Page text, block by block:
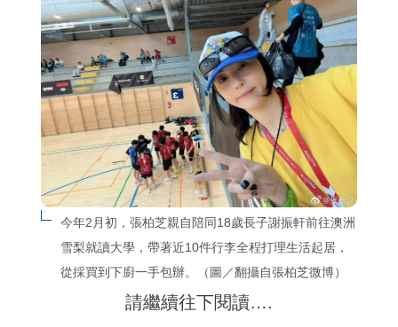
今年2月初，張柏芝親自陪同18歲長子謝振軒前往澳洲
雪梨就讀大學，帶著近10件行李全程打理生活起居，
從採買到下廚一手包辦。（圖／翻攝自張柏芝微博）
請繼續往下閱讀….